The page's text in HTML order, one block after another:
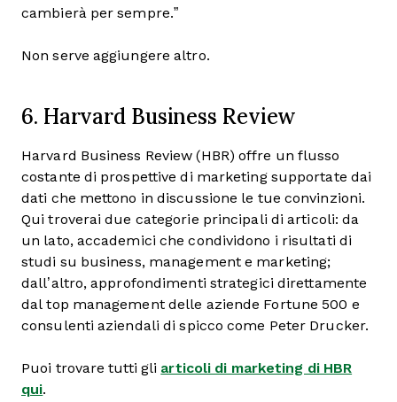
cambierà per sempre.”
Non serve aggiungere altro.
6. Harvard Business Review
Harvard Business Review (HBR) offre un flusso
costante di prospettive di marketing supportate dai
dati che mettono in discussione le tue convinzioni.
Qui troverai due categorie principali di articoli: da
un lato, accademici che condividono i risultati di
studi su business, management e marketing;
dall’altro, approfondimenti strategici direttamente
dal top management delle aziende Fortune 500 e
consulenti aziendali di spicco come Peter Drucker.
Puoi trovare tutti gli articoli di marketing di HBR
qui.